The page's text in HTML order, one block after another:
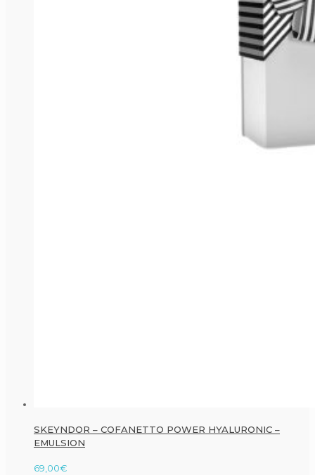
SKEYNDOR – COFANETTO POWER HYALURONIC –
EMULSION
69,00€